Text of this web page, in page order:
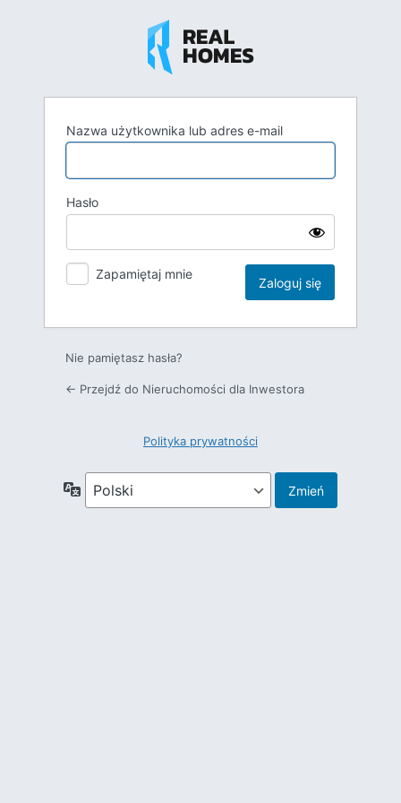
Nazwa użytkownika lub adres e-mail
Hasło
Zapamiętaj mnie
Nie pamiętasz hasła?
← Przejdź do Nieruchomości dla Inwestora
Polityka prywatności
Język